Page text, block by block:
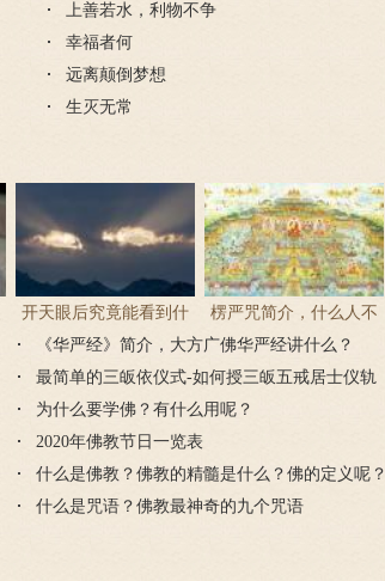
上善若水，利物不争
幸福者何
远离颠倒梦想
生灭无常
开天眼后究竟能看到什
么？
楞严咒简介，什么人不
能念楞严咒？
《华严经》简介，大方广佛华严经讲什么？
最简单的三皈依仪式-如何授三皈五戒居士仪轨
为什么要学佛？有什么用呢？
2020年佛教节日一览表
什么是佛教？佛教的精髓是什么？佛的定义呢？
什么是咒语？佛教最神奇的九个咒语